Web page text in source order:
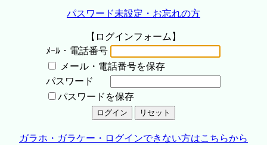
パスワード未設定・お忘れの方
【ログインフォーム】
ﾒｰﾙ・電話番号
メール・電話番号を保存
パスワード
パスワードを保存
ガラホ・ガラケー・ログインできない方はこちらから